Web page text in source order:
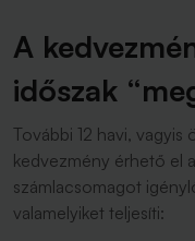
A
időszak
További 12 havi,
kedvezmény érhető el
számlacsomagot
valamelyiket teljesíti: